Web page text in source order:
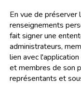
En vue de
renseignements
fait signer une
administrateurs,
lien avec
et membres de son
représentants et